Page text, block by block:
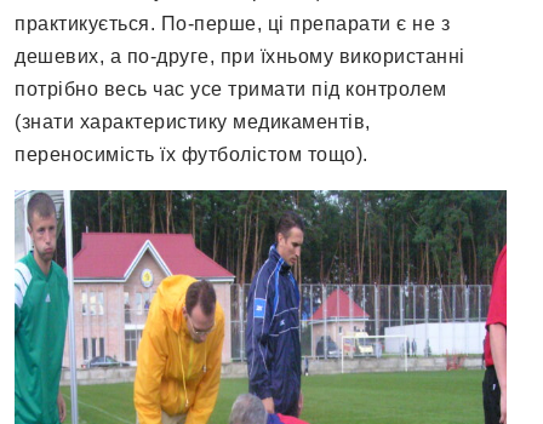
практикується. По-перше, ці препарати є не з
дешевих, а по-друге, при їхньому використанні
потрібно весь час усе тримати під контролем
(знати характеристику медикаментів,
переносимість їх футболістом тощо).